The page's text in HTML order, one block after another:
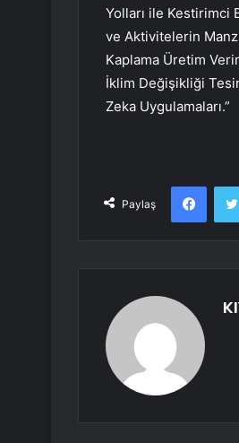
Yolları ile Kestirimci
ve Aktivitelerin
Kaplama Üretim
İklim Değişikliği
Zeka Uygulamaları.”
Paylaş